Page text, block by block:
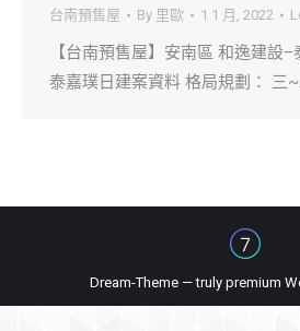
台南預售屋 By 里歐 1 1 月, 2022
【台南預售屋】安南區 和逸建設
泰嘉璞日建案資料 格局規劃： 三
Dream-Theme — truly premium